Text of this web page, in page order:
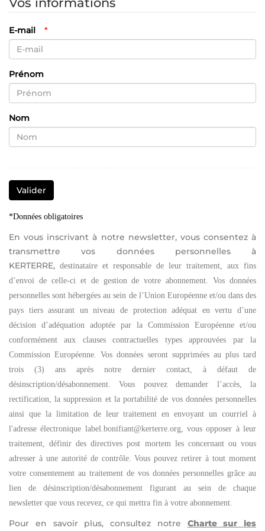
E-mail *
Prénom
Nom
Valider
*Données obligatoires
En vous inscrivant à notre newsletter, vous consentez à
transmettre vos données personnelles à
KERTERRE, destinataire et responsable de leur traitement, aux fins
d’envoi de celle-ci et de gestion de votre abonnement. Vos données
personnelles sont hébergées au sein de l’Union Européenne et/ou dans des
pays tiers assurant un niveau de protection adéquat en vertu d’une
décision d’adéquation adoptée par la Commission Européenne et/ou
conformément aux clauses contractuelles types approuvées par la
Commission Européenne .Vos données seront supprimées au plus tard
trois (3) ans après notre dernier contact, à défaut de
désinscription/désabonnement . Vous pouvez demander l’accès, la
rectification, la suppression et la portabilité de vos données personnelles
ainsi que la limitation de leur traitement en envoyant un courriel à
l'adresse électronique label.bonifiant@kerterre.org , vous opposer à leur
traitement, définir des directives post mortem les concernant ou vous
adresser à une autorité de contrôle. Vous pouvez retirer à tout moment
votre consentement au traitement de vos données personnelles grâce au
lien de désinscription/désabonnement figurant au sein de chaque
newsletter que vous recevez, ce qui mettra fin à votre abonnement.
Pour en savoir plus, consultez notre Charte sur les